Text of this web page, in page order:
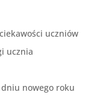
uczniów
ucznia
nowego roku